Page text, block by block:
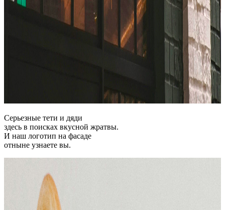
Серьезные тети и дяди
здесь в поисках вкусной жратвы.
И наш логотип на фасаде
отныне узнаете вы.